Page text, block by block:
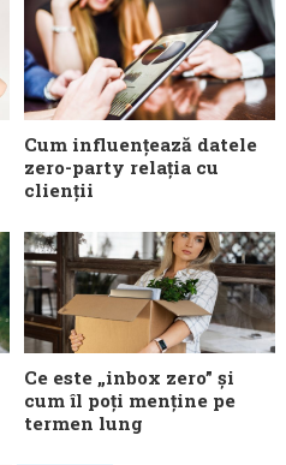
Cum influențează datele
zero-party relația cu
clienții
Ce este „inbox zero” și
cum îl poți menține pe
termen lung